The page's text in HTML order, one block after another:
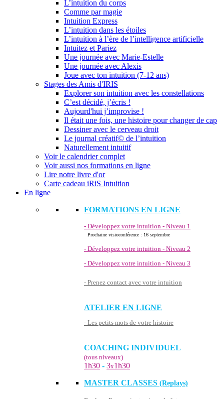
L’intuition du corps
Comme par magie
Intuition Express
L’intuition dans les étoiles
L’intuition à l’ère de l’intelligence artificielle
Intuitez et Pariez
Une journée avec Marie-Estelle
Une journée avec Alexis
Joue avec ton intuition (7-12 ans)
Stages des Amis d'IRIS
Explorer son intuition avec les constellations
C’est décidé, j’écris !
Aujourd'hui j’improvise !
Il était une fois, une histoire pour changer de cap
Dessiner avec le cerveau droit
Le journal créatif© de l’intuition
Naturellement intuitif
Voir le calendrier complet
Voir aussi nos formations en ligne
Lire notre livre d'or
Carte cadeau iRiS Intuition
En ligne
FORMATIONS EN LIGNE
- Développez votre intuition - Niveau 1
Prochaine visioconférence : 16 septembre
- Développez votre intuition - Niveau 2
- Développez votre intuition - Niveau 3
- Prenez contact avec votre intuition
ATELIER EN LIGNE
- Les petits mots de votre histoire
COACHING INDIVIDUEL
(tous niveaux)
1h30 - 3x1h30
MASTER CLASSES (Replays)